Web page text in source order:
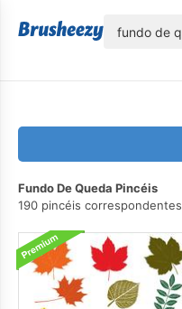
Fundo De Queda Pincéis
190 pincéis correspondentes